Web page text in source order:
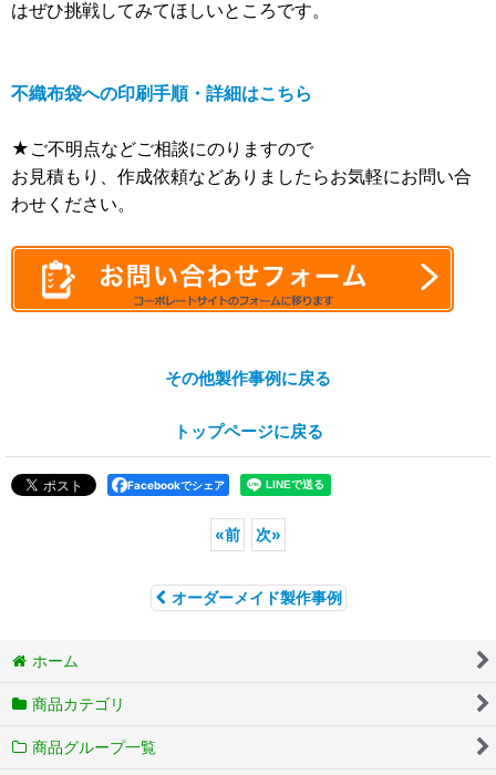
はぜひ挑戦してみてほしいところです。
不織布袋への印刷手順・詳細はこちら
★ご不明点などご相談にのりますので
お見積もり、作成依頼などありましたらお気軽にお問い合
わせください。
その他製作事例に戻る
トップページに戻る
Facebookでシェア
«前 次»
オーダーメイド製作事例
ホーム
商品カテゴリ
商品グループ一覧